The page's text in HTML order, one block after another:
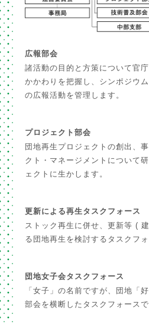
広報部会
諸活動の目的と方策について官
かかわりを把握し、シンポジウ
の広報活動を管理します。
プロジェクト部会
団地再生プロジェクトの創出、
クト・マネージメントについて
ェクトに生かします。
更新による再生タスクフォース
ストック再生に併せ、更新等 (
る団地再生を検討するタスクフォ
団地女子会タスクフォース
「女子」の名前ですが、団地「
部会を横断したタスクフォースで